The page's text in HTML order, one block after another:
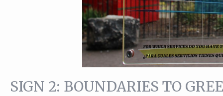
SIGN 2: BOUNDARIES TO